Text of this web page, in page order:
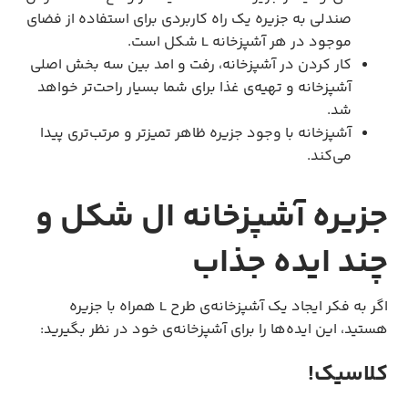
صندلی به جزیره یک راه کاربردی برای استفاده از فضای
موجود در هر آشپزخانه L شکل است.
کار کردن در آشپزخانه، رفت و امد بین سه بخش اصلی
آشپزخانه و تهیه‌ی غذا برای شما بسیار راحت‌تر خواهد
شد.
آشپزخانه با وجود جزیره ظاهر تمیزتر و مرتب‌تری پیدا
می‌کند.
جزیره آشپزخانه ال شکل و
چند ایده جذاب
اگر به فکر ایجاد یک آشپزخانه‌ی طرح L همراه با جزیره
هستید، این ایده‌ها را برای آشپزخانه‌ی خود در نظر بگیرید:
کلاسیک!